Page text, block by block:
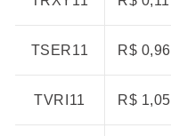
TSER11 R$ 0,96
TVRI11 R$ 1,05